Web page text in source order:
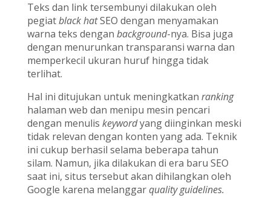
Teks dan link tersembunyi dilakukan oleh
pegiatblack hatSEO dengan menyamakan
warna teks dengan background-nya. Bisa juga
dengan menurunkan transparansi warna dan
memperkecil ukuran huruf hingga tidak
terlihat.
Hal ini ditujukan untuk meningkatkan ranking
halaman web dan menipu mesin pencari
dengan menulis keywordyang diinginkan meski
tidak relevan dengan konten yang ada. Teknik
ini cukup berhasil selama beberapa tahun
silam. Namun, jika dilakukan di era baru SEO
saat ini, situs tersebut akan dihilangkan oleh
Google karena melanggarquality guidelines.